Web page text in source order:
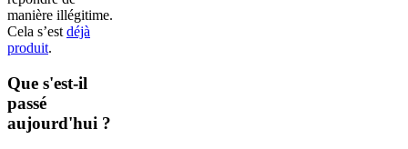
manière illégitime.
Cela s’est déjà
produit.
Que s'est-il
passé
aujourd'hui ?